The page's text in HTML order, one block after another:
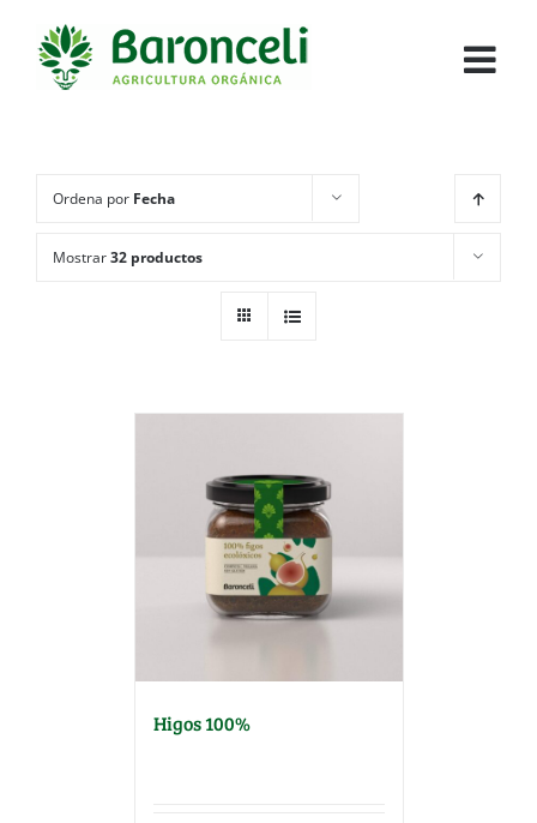
Ordena por Fecha
Mostrar32 productos
Higos 100%